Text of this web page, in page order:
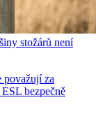
stožárů není
považují za
bezpečně